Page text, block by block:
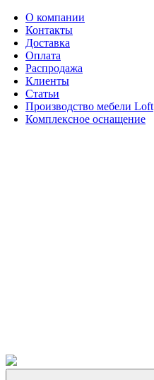
О компании
Контакты
Доставка
Оплата
Распродажа
Клиенты
Статьи
Производство мебели Loft
Комплексное оснащение